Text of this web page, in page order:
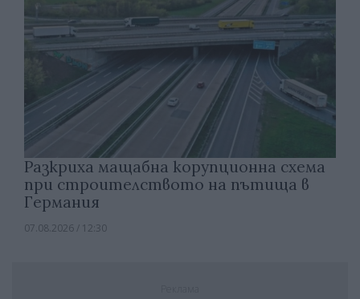
Разкриха мащабна корупционна схема
при строителството на пътища в
Германия
07.08.2026 / 12:30